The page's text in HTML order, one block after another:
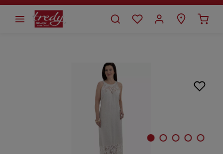
springen